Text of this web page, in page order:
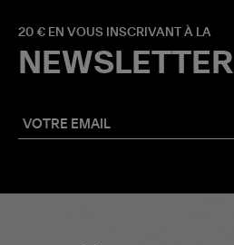
20 € EN VOUS INSCRIVANT À LA
NEWSLETTER